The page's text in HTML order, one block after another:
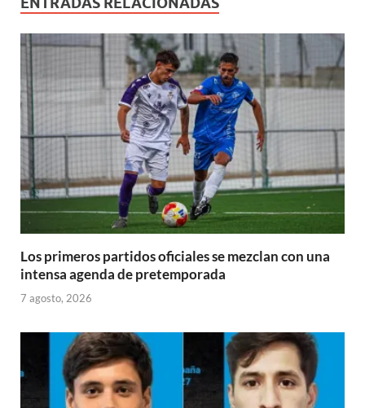
Los primeros partidos oficiales se mezclan con una
intensa agenda de pretemporada
7 agosto, 2026